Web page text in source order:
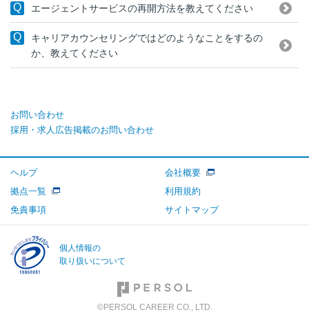
エージェントサービスの再開方法を教えてください
キャリアカウンセリングではどのようなことをするの
か、教えてください
お問い合わせ
採用・求人広告掲載のお問い合わせ
ヘルプ
会社概要
拠点一覧
利用規約
免責事項
サイトマップ
個人情報の
取り扱いについて
©PERSOL CAREER CO., LTD.